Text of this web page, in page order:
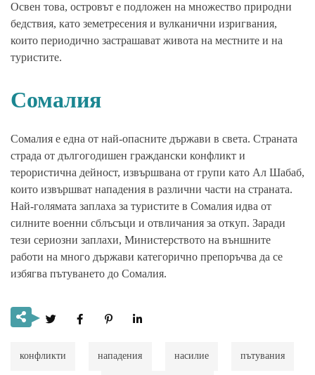
Освен това, островът е подложен на множество природни
бедствия, като земетресения и вулканични изригвания,
които периодично застрашават живота на местните и на
туристите.
Сомалия
Сомалия е една от най-опасните държави в света. Страната
страда от дългогодишен граждански конфликт и
терористична дейност, извършвана от групи като Ал Шабаб,
които извършват нападения в различни части на страната.
Най-голямата заплаха за туристите в Сомалия идва от
силните военни сблъсъци и отвличания за откуп. Заради
тези сериозни заплахи, Министерството на външните
работи на много държави категорично препоръчва да се
избягва пътуването до Сомалия.
конфликти нападения насилие пътувания